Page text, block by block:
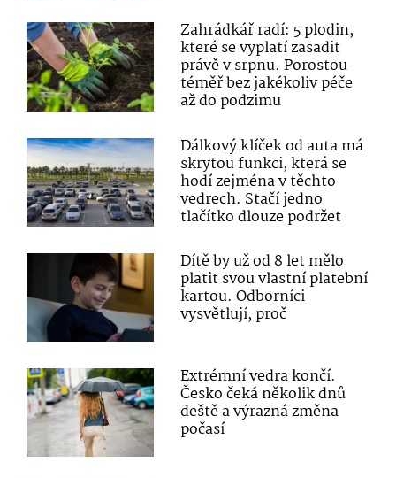
Zahrádkář radí: 5 plodin,
které se vyplatí zasadit
právě v srpnu. Porostou
téměř bez jakékoliv péče
až do podzimu
Dálkový klíček od auta má
skrytou funkci, která se
hodí zejména v těchto
vedrech. Stačí jedno
tlačítko dlouze podržet
Dítě by už od 8 let mělo
platit svou vlastní platební
kartou. Odborníci
vysvětlují, proč
Extrémní vedra končí.
Česko čeká několik dnů
deště a výrazná změna
počasí